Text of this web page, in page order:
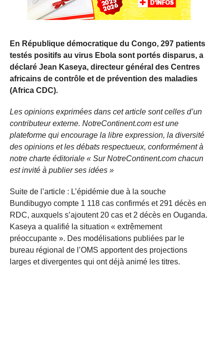
En République démocratique du Congo, 297 patients
testés positifs au virus Ebola sont portés disparus, a
déclaré Jean Kaseya, directeur général des Centres
africains de contrôle et de prévention des maladies
(Africa CDC).
Les opinions exprimées dans cet article sont celles d’un
contributeur externe. NotreContinent.com est une
plateforme qui encourage la libre expression, la diversité
des opinions et les débats respectueux, conformément à
notre charte éditoriale « Sur NotreContinent.com chacun
est invité à publier ses idées »
Suite de l’article : L’épidémie due à la souche
Bundibugyo compte 1 118 cas confirmés et 291 décès en
RDC, auxquels s’ajoutent 20 cas et 2 décès en Ouganda.
Kaseya a qualifié la situation « extrêmement
préoccupante ». Des modélisations publiées par le
bureau régional de l’OMS apportent des projections
larges et divergentes qui ont déjà animé les titres.